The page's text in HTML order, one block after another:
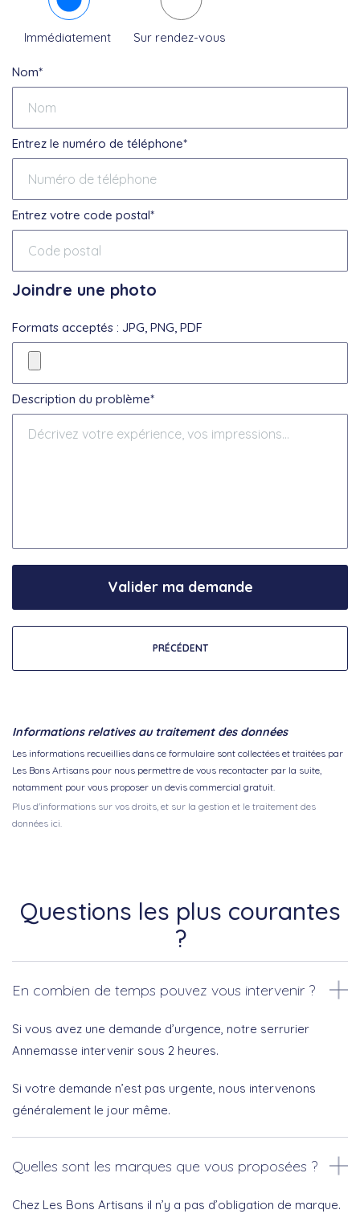
Immédiatement Sur rendez-vous
Nom*
Entrez le numéro de téléphone*
Entrez votre code postal*
Joindre une photo
Formats acceptés : JPG, PNG, PDF
Description du problème*
PRÉCÉDENT
Valider ma demande
Informations relatives au traitement des données
Les informations recueillies dans ce formulaire sont collectées et traitées par
Les Bons Artisans pour nous permettre de vous recontacter par la suite,
notamment pour vous proposer un devis commercial gratuit.
Plus d'informations sur vos droits, et sur la gestion et le traitement des
données ici.
Questions les plus courantes
?
En combien de temps pouvez vous intervenir ?
Si vous avez une demande d’urgence, notre serrurier
Annemasse intervenir sous 2 heures.
Si votre demande n’est pas urgente, nous intervenons
généralement le jour même.
Quelles sont les marques que vous proposées ?
Chez Les Bons Artisans il n’y a pas d’obligation de marque.